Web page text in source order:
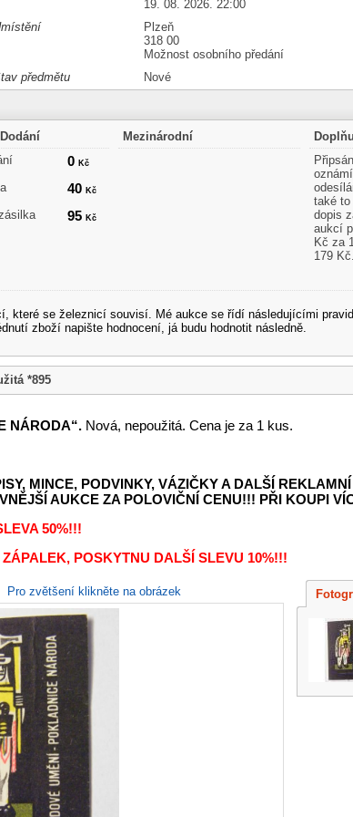
19. 08. 2026. 22:00
Plzeň
318 00
Možnost osobního předání
předmětu
Nové
0Kč
40Kč
95Kč
Mezinárodní
také to
dopis
aukcí
Kč za
179 Kč.
které se železnicí souvisí. Mé aukce se řídí následujícími
zboží napište hodnocení, já budu hodnotit následně.
*895
NÁRODA“. Nová, nepoužitá. Cena je za 1 kus.
MINCE, PODVINKY, VÁZIČKY A DALŠÍ
AUKCE ZA POLOVIČNÍ CENU!!! PŘI KOUPI
50%!!!
POSKYTNU DALŠÍ SLEVU 10%!!!
Pro zvětšení klikněte na obrázek